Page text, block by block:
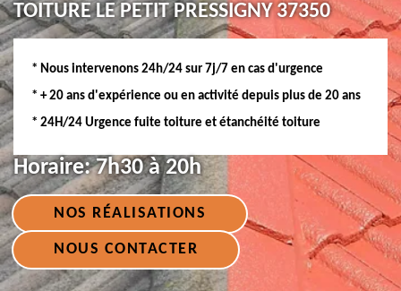
TOITURE LE PETIT PRESSIGNY 37350
* Nous intervenons 24h/24 sur 7j/7 en cas d'urgence
* + 20 ans d'expérience ou en activité depuis plus de 20 ans
* 24H/24 Urgence fuite toiture et étanchéité toiture
Horaire:7h30 à 20h
NOS RÉALISATIONS
NOUS CONTACTER